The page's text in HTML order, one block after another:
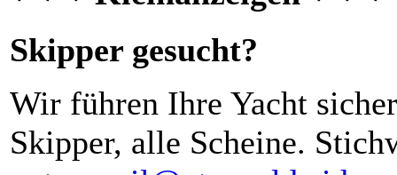
Skipper gesucht?
Wir führen Ihre Yacht
Skipper, alle Scheine.